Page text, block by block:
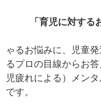
「育児に対する
ゃるお悩みに、児童
るプロの目線からお
児疲れによる）メン
です。